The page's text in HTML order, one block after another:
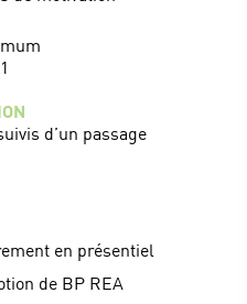
1
d’un passage
en présentiel
de BP REA